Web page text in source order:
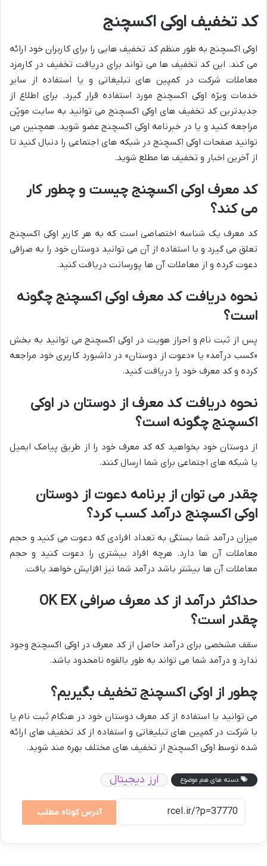
کد تخفیف اوکی اکسچنج
اوکی اکسچنج به طور منظم کد تخفیف هایی را برای کاربران خود ارائه
می کند. این کد تخفیف ها می تواند برای دریافت تخفیف در کارمزد
معاملات شرکت در کمپین های تبلیغاتی و یا استفاده از سایر
خدمات ویژه اوکی اکسچنج مورد استفاده قرار گیرد. برای اطلاع از
جدیدترین کد تخفیف های اوکی اکسچنج می توانید به سایت موپُن
مراجعه کنید و یا در خبرنامه اوکی اکسچنج عضو شوید. همچنین می
توانید صفحات اوکی اکسچنج در شبکه های اجتماعی را دنبال کنید تا
از آخرین اخبار و تخفیف ها مطلع شوید.
کد معرف اوکی اکسچنج چیست و چطور کار
می کند؟
کد معرف یک شناسه اختصاصی است که به هر کاربر اوکی اکسچنج
تعلق می گیرد و با استفاده از آن می توانید دوستان خود را به صرافی
دعوت کرده و از معاملات آن ها پورسانت دریافت کنید.
نحوه دریافت کد معرف اوکی اکسچنج چگونه
است؟
پس از ثبت نام و احراز هویت در اوکی اکسچنج می توانید به بخش
«کسب درآمد» یا «دعوت از دوستان» در داشبورد کاربری خود مراجعه
کرده و کد معرف خود را دریافت کنید.
نحوه دریافت کد معرف از دوستان در اوکی
اکسچنج چگونه است؟
از دوستان خود بخواهید که کد معرف خود را از طریق پیامک ایمیل
یا شبکه های اجتماعی برای شما ارسال کنند.
چقدر می توان از برنامه دعوت از دوستان
اوکی اکسچنج درآمد کسب کرد؟
میزان درآمد شما بستگی به تعداد افرادی که دعوت می کنید و حجم
معاملات آن ها دارد. هرچه افراد بیشتری را دعوت کنید و حجم
معاملات آن ها بیشتر باشد درآمد شما نیز افزایش خواهد یافت.
حداکثر درآمد از کد معرف صرافی OK EX
چقدر است؟
سقف مشخصی برای درآمد حاصل از کد معرف در اوکی اکسچنج وجود
ندارد و درآمد شما می تواند به طور بالقوه نامحدود باشد.
چطور از اوکی اکسچنج تخفیف بگیریم؟
می توانید با استفاده از کد معرف دوستان خود در هنگام ثبت نام یا
با شرکت در کمپین های تبلیغاتی و استفاده از کد تخفیف های ارائه
شده توسط اوکی اکسچنج از تخفیف های مختلف بهره مند شوید.
دسته های هم موضوع ارز دیجیتال
آدرس کوتاه مطلب